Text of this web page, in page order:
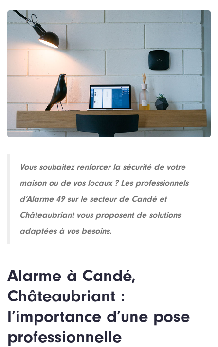
Vous souhaitez renforcer la sécurité de votre
maison ou de vos locaux ? Les professionnels
d’Alarme 49 sur le secteur de Candé et
Châteaubriant vous proposent de solutions
adaptées à vos besoins.
Alarme à Candé,
Châteaubriant :
l’importance d’une pose
professionnelle